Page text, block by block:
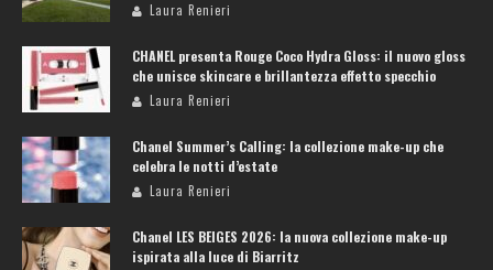
Laura Renieri
CHANEL presenta Rouge Coco Hydra Gloss: il nuovo gloss
che unisce skincare e brillantezza effetto specchio
Laura Renieri
Chanel Summer’s Calling: la collezione make-up che
celebra le notti d’estate
Laura Renieri
Chanel LES BEIGES 2026: la nuova collezione make-up
ispirata alla luce di Biarritz